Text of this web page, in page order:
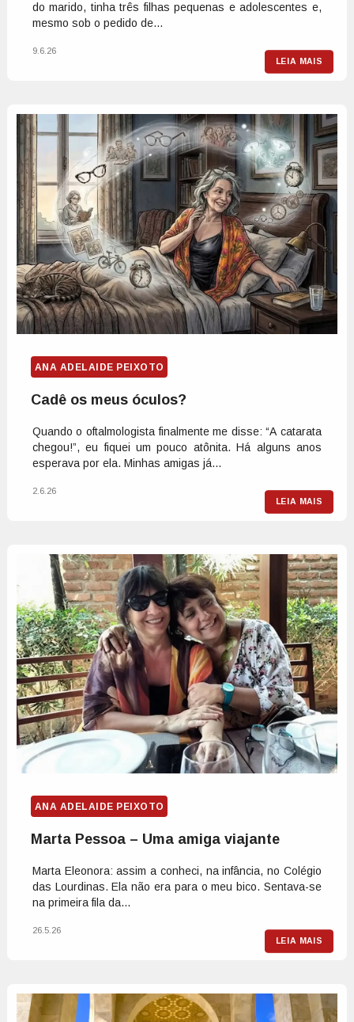
do marido, tinha três filhas pequenas e adolescentes e,
mesmo sob o pedido de...
LEIA MAIS
9.6.26
ANA ADELAIDE PEIXOTO
Cadê os meus óculos?
Quando o oftalmologista finalmente me disse: “A catarata
chegou!”, eu fiquei um pouco atônita. Há alguns anos
esperava por ela. Minhas amigas já...
LEIA MAIS
2.6.26
ANA ADELAIDE PEIXOTO
Marta Pessoa – Uma amiga viajante
Marta Eleonora: assim a conheci, na infância, no Colégio
das Lourdinas. Ela não era para o meu bico. Sentava-se
na primeira fila da...
LEIA MAIS
26.5.26